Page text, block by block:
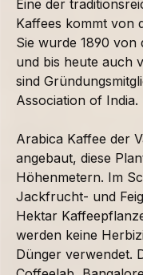
Eine der
Kaffees kommt von
Sie wurde 1890 von
und bis heute auch
sind
Association of India.
Arabica Kaffee der
angebaut, diese
Höhenmetern. Im
Jackfrucht- und
Hektar
werden keine
Dünger verwendet.